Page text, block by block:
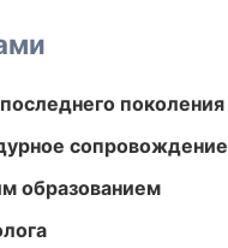
поколения
сопровождение
образованием